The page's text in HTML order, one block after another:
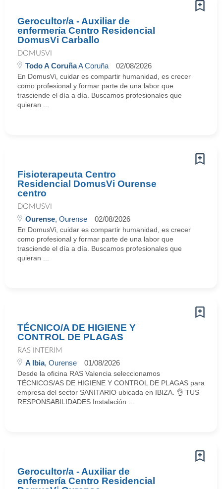
Gerocultor/a - Auxiliar de
enfermería Centro Residencial
DomusVi Carballo
DOMUSVI
Todo A CoruñaA Coruña 02/08/2026
En DomusVi, cuidar es compartir humanidad, es crecer
como profesional y formar parte de una labor que
trasciende el día a día. Buscamos profesionales que
quieran ...
Fisioterapeuta Centro
Residencial DomusVi Ourense
centro
DOMUSVI
Ourense, Ourense 02/08/2026
En DomusVi, cuidar es compartir humanidad, es crecer
como profesional y formar parte de una labor que
trasciende el día a día. Buscamos profesionales que
quieran ...
TÉCNICO/A DE HIGIENE Y
CONTROL DE PLAGAS
RAS INTERIM
A Ibia, Ourense 01/08/2026
Desde la oficina RAS Valencia seleccionamos
TÉCNICOS/AS DE HIGIENE Y CONTROL DE PLAGAS para
empresa del sector SANITARIO ubicada en IBIZA. 👌 TUS
RESPONSABILIDADES Instalación ...
Gerocultor/a - Auxiliar de
enfermería Centro Residencial